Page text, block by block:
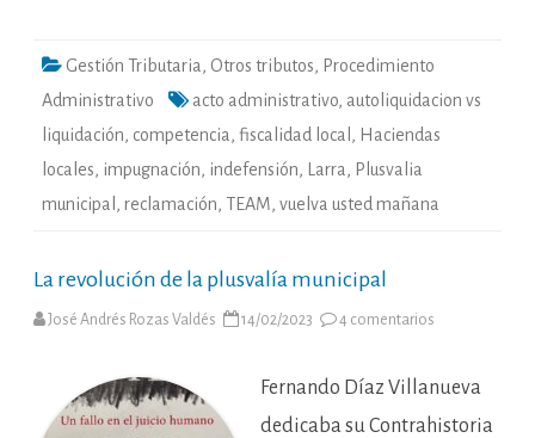
Gestión Tributaria , Otros tributos, Procedimiento
Administrativo
acto administrativo, autoliquidacion vs
liquidación, competencia , fiscalidad local , Haciendas
locales, impugnación, indefensión, Larra , Plusvalia
municipal , reclamación, TEAM, vuelva usted mañana
La revolución de la plusvalía municipal
José Andrés Rozas Valdés 14/02/2023 4 comentarios
la
municipal
Fernando Díaz Villanueva
dedicaba su Contrahistoria